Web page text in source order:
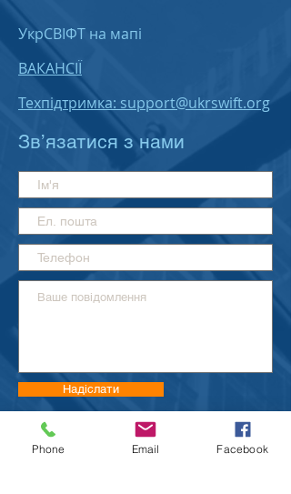
УкрСВІФТ на мапі
ВАКАНСІЇ
Техпідтримка: support@ukrswift.org
Зв’язатися з нами
Надіслати
Phone Email Facebook